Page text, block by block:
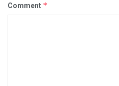
Comment *